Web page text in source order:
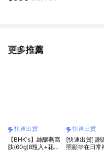
更多推薦
看更多
快速出貨
【BHK's】絲釀燕窩
肽(60g)8瓶入+花提
快速出貨
[快速出貨] 謝謝您的
照顧🩷在日常